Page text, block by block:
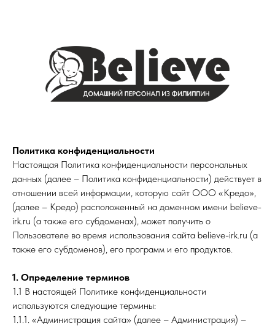
Политика конфиденциальности
Настоящая Политика конфиденциальности персональных
данных (далее – Политика конфиденциальности) действует в
отношении всей информации, которую сайт ООО «Кредо»,
(далее – Кредо) расположенный на доменном имени believe-
irk.ru (а также его субдоменах), может получить о
Пользователе во время использования сайта believe-irk.ru (а
также его субдоменов), его программ и его продуктов.
1. Определение терминов
1.1 В настоящей Политике конфиденциальности
используются следующие термины:
1.1.1. «Администрация сайта» (далее – Администрация) –